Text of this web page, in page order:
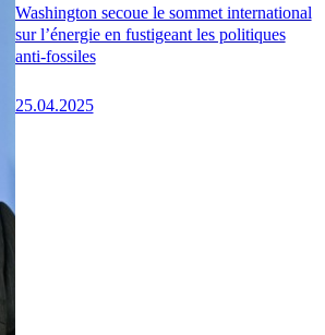
Washington secoue le sommet international
sur l’énergie en fustigeant les politiques
anti-fossiles
25.04.2025